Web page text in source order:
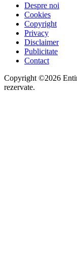
Despre noi
Cookies
Copyright
Privacy
Disclaimer
Publicitate
Contact
Copyright ©2026
rezervate.